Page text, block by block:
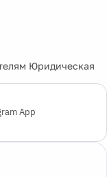
Юридическая
App